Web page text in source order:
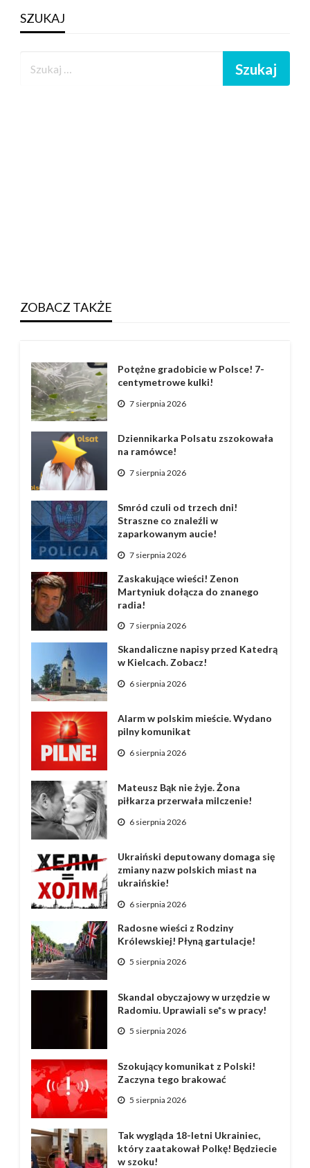
SZUKAJ
ZOBACZ TAKŻE
Potężne gradobicie w Polsce! 7-
centymetrowe kulki!
7 sierpnia 2026
Dziennikarka Polsatu zszokowała
na ramówce!
7 sierpnia 2026
Smród czuli od trzech dni!
Straszne co znaleźli w
zaparkowanym aucie!
7 sierpnia 2026
Zaskakujące wieści! Zenon
Martyniuk dołącza do znanego
radia!
7 sierpnia 2026
Skandaliczne napisy przed Katedrą
w Kielcach. Zobacz!
6 sierpnia 2026
Alarm w polskim mieście. Wydano
pilny komunikat
6 sierpnia 2026
Mateusz Bąk nie żyje. Żona
piłkarza przerwała milczenie!
6 sierpnia 2026
Ukraiński deputowany domaga się
zmiany nazw polskich miast na
ukraińskie!
6 sierpnia 2026
Radosne wieści z Rodziny
Królewskiej! Płyną gartulacje!
5 sierpnia 2026
Skandal obyczajowy w urzędzie w
Radomiu. Uprawiali se*s w pracy!
5 sierpnia 2026
Szokujący komunikat z Polski!
Zaczyna tego brakować
5 sierpnia 2026
Tak wygląda 18-letni Ukrainiec,
który zaatakował Polkę! Będziecie
w szoku!